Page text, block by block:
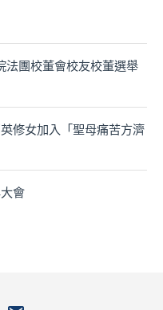
團校董會校友校董選舉
修女加入「聖母痛苦方濟
會